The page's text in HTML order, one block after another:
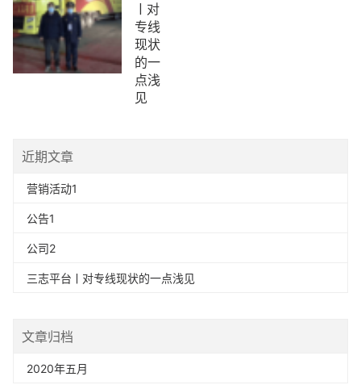
ㅣ对
专线
现状
的一
点浅
见
近期文章
营销活动1
公告1
公司2
三志平台ㅣ对专线现状的一点浅见
文章归档
2020年五月